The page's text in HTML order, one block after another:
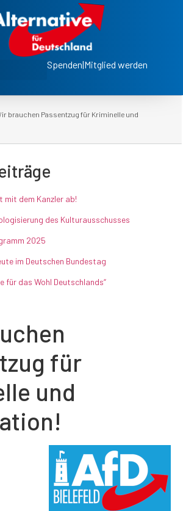
Spenden|Mitglied werden
brauchen Passentzug für Kriminelle und
mit dem Kanzler ab!
des Kulturausschusses
2025
im Deutschen Bundestag
für das Wohl Deutschlands“
für
und